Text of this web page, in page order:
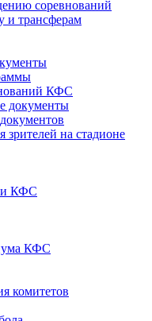
соревнований
и трансферам
КФС
документы
зрителей на стадионе
КФС
КФС
комитетов